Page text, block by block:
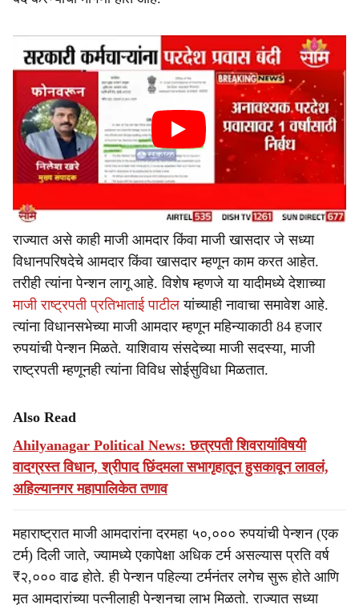
राज्यात असे काही माजी आमदार किंवा माजी खासदार जे सध्या
विधानपरिषदेचे आमदार किंवा खासदार म्हणून काम करत आहेत.
तरीही त्यांना पेन्शन लागू आहे. विशेष म्हणजे या यादीमध्ये देशाच्या
माजी राष्ट्रपती प्रतिभाताई पाटील यांच्याही नावाचा समावेश आहे.
त्यांना विधानसभेच्या माजी आमदार म्हणून महिन्याकाठी 84 हजार
रुपयांची पेन्शन मिळते. याशिवाय संसदेच्या माजी सदस्या, माजी
राष्ट्रपती म्हणूनही त्यांना विविध सोईसुविधा मिळतात.
Also Read
Ahilyanagar Political News: छत्रपती शिवरायांविषयी
वादग्रस्त विधान, श्रीपाद छिंदमला सभागृहातून हुसकावून लावलं,
अहिल्यानगर महापालिकेत तणाव
महाराष्ट्रात माजी आमदारांना दरमहा ५०,००० रुपयांची पेन्शन (एक
टर्म) दिली जाते, ज्यामध्ये एकापेक्षा अधिक टर्म असल्यास प्रति वर्ष
₹२,००० वाढ होते. ही पेन्शन पहिल्या टर्मनंतर लगेच सुरू होते आणि
मृत आमदारांच्या पत्नीलाही पेन्शनचा लाभ मिळतो. राज्यात सध्या